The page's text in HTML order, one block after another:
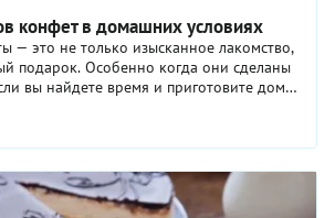
конфет в домашних условиях
— это не только изысканное лакомство,
подарок. Особенно когда они сделаны
вы найдете время и приготовите дома
конфеты, то решите проблему подарков
кого уже все есть». Или просто сможете
всю семью, а это дорогого стоит. Как
домашних условиях — трюфели,
желейные и многие другие, —
подборке.